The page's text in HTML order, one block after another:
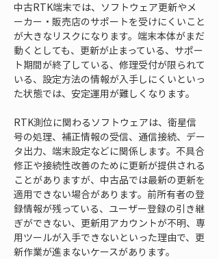
中古RTK端末では、ソフトウェア更新やメ
ーカー・販売店のサポートを受けにくいこと
が大きなリスクになります。端末本体がまだ
動くとしても、更新が止まっている、サポー
ト期間が終了している、修理受付が限られて
いる、設定方法の情報が入手しにくいといっ
た状態では、安定運用が難しくなります。
RTK測位に関わるソフトウェアは、衛星信
号の処理、補正情報の受信、通信接続、デー
タ出力、端末設定などに関係します。不具合
修正や接続性改善のために更新が提供される
ことがありますが、中古品では最新の更新を
適用できない場合があります。前所有者の登
録情報が残っている、ユーザー登録の引き継
ぎができない、更新用アカウントが不明、専
用ツールが入手できないといった理由で、更
新作業が進まないケースがあります。